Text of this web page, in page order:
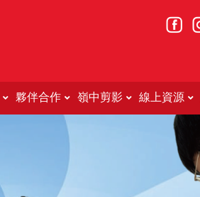
夥伴合作 嶺中剪影 線上資源